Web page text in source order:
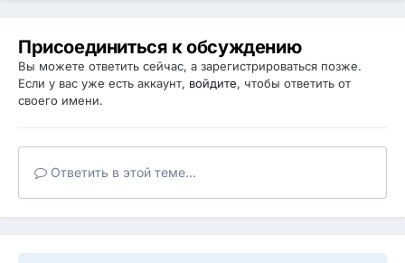
Присоединиться к обсуждению
Вы можете ответить сейчас, а зарегистрироваться позже.
Если у вас уже есть аккаунт, войдите, чтобы ответить от
своего имени.
Ответить в этой теме...